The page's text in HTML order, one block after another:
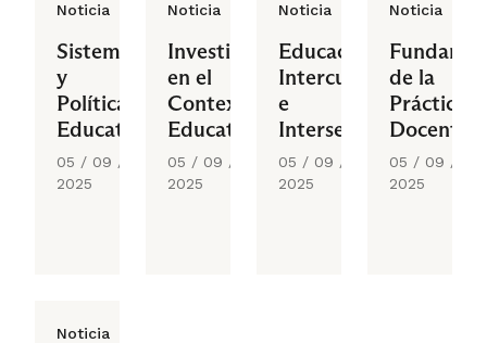
Noticia
Sistema
y
Políticas
Educativas
05 / 09 /
2025
Noticia
Investigación
en el
Contexto
Educativo
05 / 09 /
2025
Noticia
Educación
Intercultural
e
Interseccionalidad
05 / 09 /
2025
Noticia
de la
Práctica
Docente
05 / 09 /
2025
Noticia